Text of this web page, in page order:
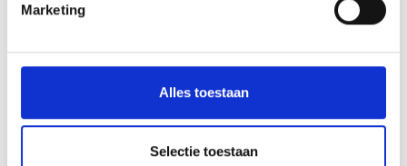
Marketing
Alles toestaan
Selectie toestaan